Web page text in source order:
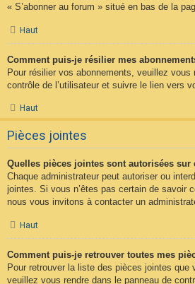
« S’abonner au forum » situé en bas de la
Haut
Comment puis-je résilier mes
Pour résilier vos abonnements, veuillez vous
contrôle de l’utilisateur et suivre le lien vers
Haut
Pièces jointes
Quelles pièces jointes sont autorisées sur
Chaque administrateur peut autoriser ou
jointes. Si vous n’êtes pas certain de savoir
nous vous invitons à contacter un
Haut
Comment puis-je retrouver toutes mes
Pour retrouver la liste des pièces jointes que
veuillez vous rendre dans le panneau de